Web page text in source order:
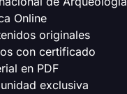
Online
originales
con certificado
en PDF
exclusiva